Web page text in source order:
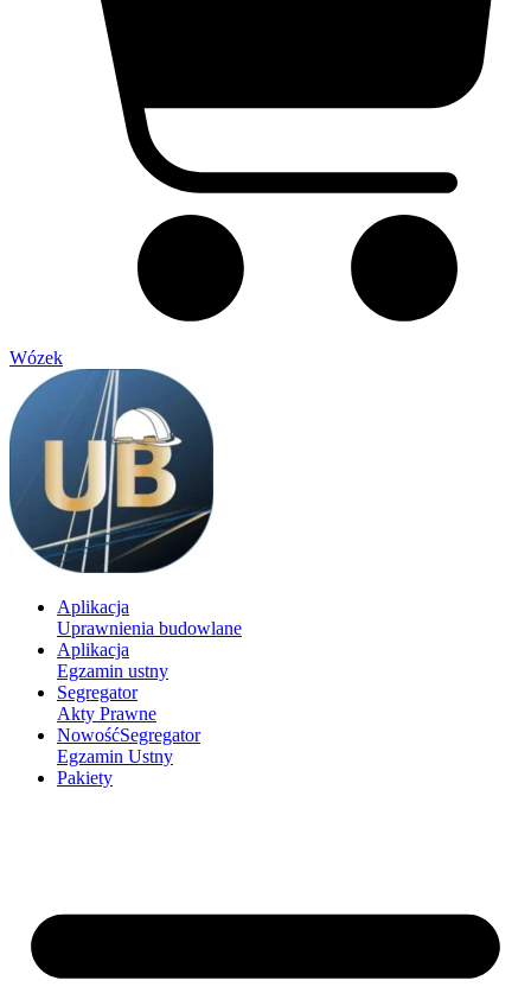
Wózek
Aplikacja
Uprawnienia budowlane
Aplikacja
Egzamin ustny
Segregator
Akty Prawne
NowośćSegregator
Egzamin Ustny
Pakiety